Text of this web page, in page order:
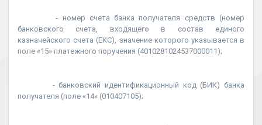
- номер счета банка получателя средств (номер
банковского счета, входящего в состав единого
казначейского счета (ЕКС), значение которого указывается в
поле «15» платежного поручения (4010281024537000011);
- банковский идентификационный код (БИК) банка
получателя (поле «14» (010407105);